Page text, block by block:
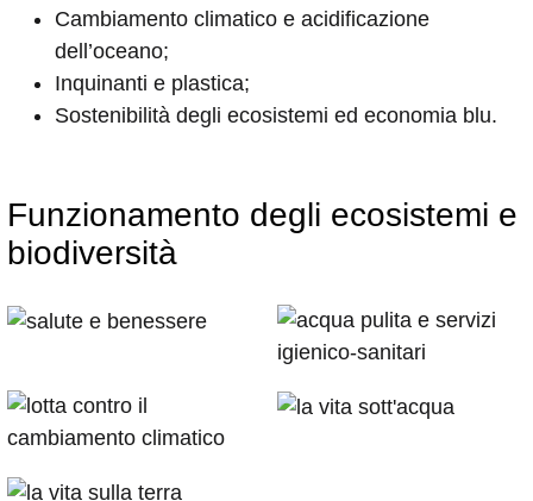
Cambiamento climatico e acidificazione
dell’oceano;
Inquinanti e plastica;
Sostenibilità degli ecosistemi ed economia blu.
Funzionamento degli ecosistemi e
biodiversità